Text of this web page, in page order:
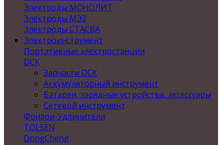
Электроды МОНОЛИТ
Электроды МЭЗ
Электроды СТАСВА
Электроинструмент
Портативные электростанции
DCK
Запчасти DCK
Аккумуляторный инструмент
Батареи, зарядные устройства, аксессуары
Сетевой инструмент
Фонари-Удлинители
TOLSEN
DongCheng